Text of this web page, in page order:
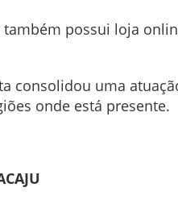
também possui loja
consolidou uma
onde está presente.